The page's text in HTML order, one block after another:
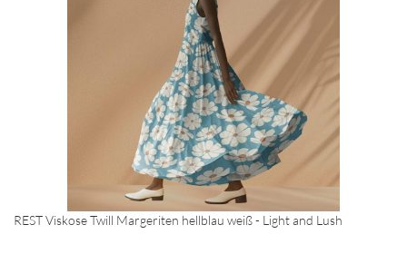
REST Viskose Twill Margeriten hellblau weiß - Light and Lush